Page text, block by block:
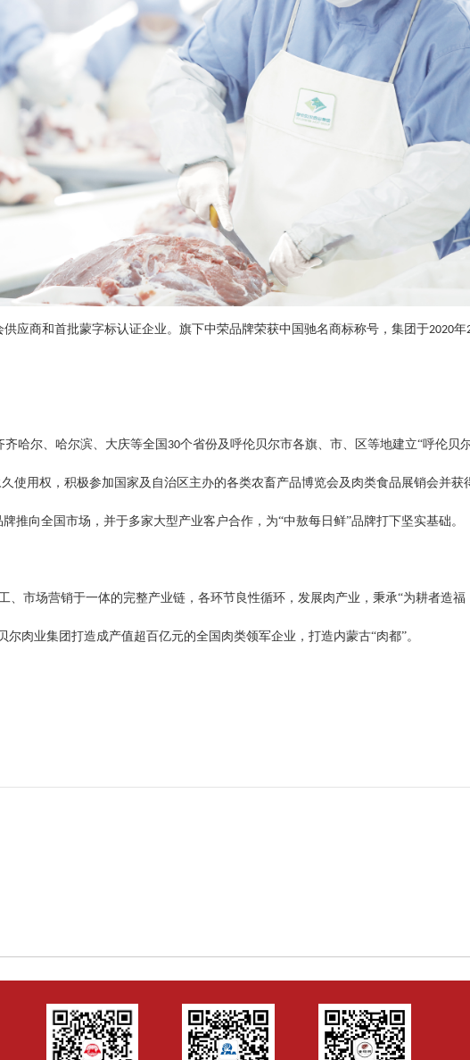
应商和首批蒙字标认证企业。旗下中荣品牌荣获中国驰名商标称号，集团于2020年
哈尔、哈尔滨、大庆等全国 30个省份及呼伦贝尔市各旗、市、区等地建立“呼伦贝
使用权，积极参加国家及自治区主办的各类农畜产品博览会及肉类食品展销会并
推向全国市场，并于多家大型产业客户合作，为“中敖每日鲜”品牌打下坚实基础。
市场营销于一体的完整产业链，各环节良性循环，发展肉产业，秉承“为耕者造
肉业集团打造成产值超百亿元的全国肉类领军企业，打造内蒙古“肉都”。